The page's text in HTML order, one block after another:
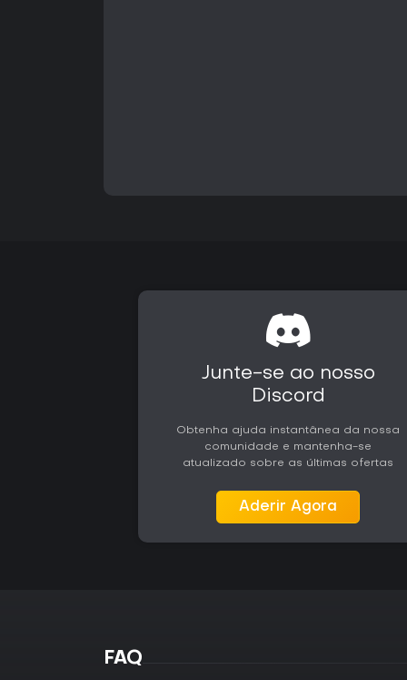
Junte-se ao nosso
Discord
Obtenha ajuda instantânea da nossa
comunidade e mantenha-se
atualizado sobre as últimas ofertas
Aderir Agora
FAQ